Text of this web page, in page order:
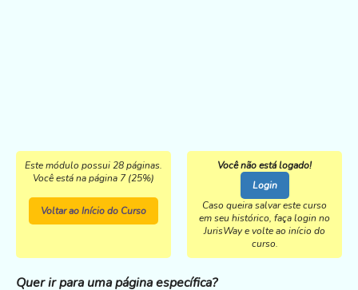
Este módulo possui 28 páginas.
Você está na página 7 (25%)
Voltar ao Início do Curso
Você não está logado!
Login
Caso queira salvar este curso
em seu histórico, faça login no
JurisWay e volte ao início do
curso.
Quer ir para uma página específica?